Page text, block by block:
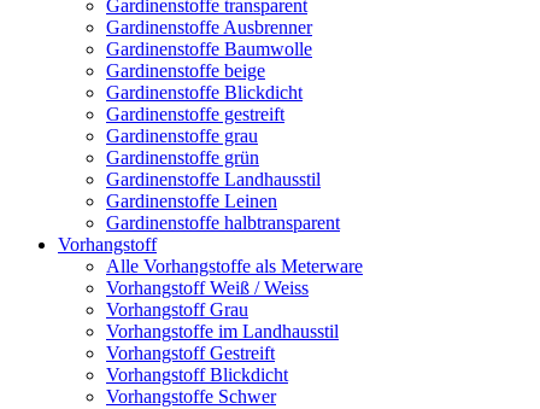
Gardinenstoffe transparent
Gardinenstoffe Ausbrenner
Gardinenstoffe Baumwolle
Gardinenstoffe beige
Gardinenstoffe Blickdicht
Gardinenstoffe gestreift
Gardinenstoffe grau
Gardinenstoffe grün
Gardinenstoffe Landhausstil
Gardinenstoffe Leinen
Gardinenstoffe halbtransparent
Vorhangstoff
Alle Vorhangstoffe als Meterware
Vorhangstoff Weiß / Weiss
Vorhangstoff Grau
Vorhangstoffe im Landhausstil
Vorhangstoff Gestreift
Vorhangstoff Blickdicht
Vorhangstoffe Schwer